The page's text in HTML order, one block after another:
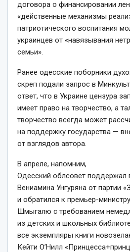
договора о финансировании
«действенные механизмы
патриотического воспитания
украинцев от «навязывания
семьи».
Ранее одесские поборники
скреп подали запрос в
ответ, что в Украине цензура
имеет право на творчество, а
творчество всегда может
на поддержку государства —
от взглядов автора.
В апреле, напомним,
Одесский облсовет поддержал
Вениамина Унгуряна от партии
и обратился к премьер-
Шмыгалю с требованием
из детских и школьных
все экземпляры книги
Кейти О’Нилл